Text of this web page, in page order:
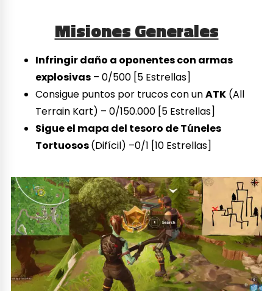
Misiones Generales
Infringir daño a oponentes con armas
explosivas – 0/500 [5 Estrellas]
Consigue puntos por trucos con unATK (All
Terrain Kart) – 0/150.000 [5 Estrellas]
Sigue el mapa del tesoro de Túneles
Tortuosos(Difícil) –0/1 [10 Estrellas]